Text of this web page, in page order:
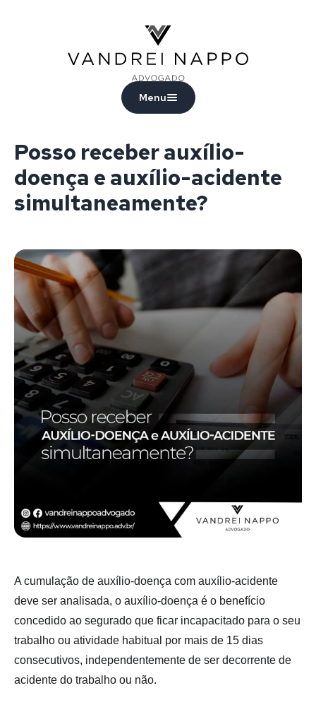
Menu
Posso receber auxílio-
doença e auxílio-acidente
simultaneamente?
A cumulação de auxílio-doença com auxílio-acidente
deve ser analisada, o auxílio-doença é o benefício
concedido ao segurado que ficar incapacitado para o seu
trabalho ou atividade habitual por mais de 15 dias
consecutivos, independentemente de ser decorrente de
acidente do trabalho ou não.